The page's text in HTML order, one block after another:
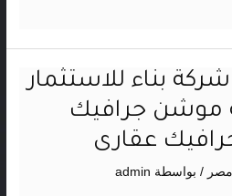
بناء للاستثمار
موشن جرافيك
عقارى
/ بواسطة admin